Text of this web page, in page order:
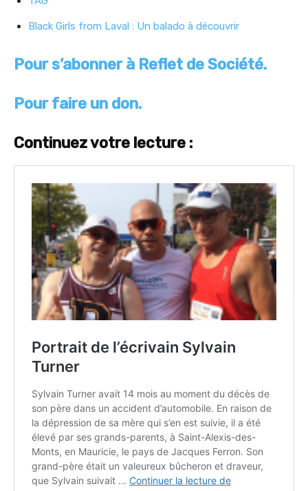
Black Girls from Laval : Un balado à découvrir
Pour s’abonner à Reflet de Société.
Pour faire un don.
Continuez votre lecture :